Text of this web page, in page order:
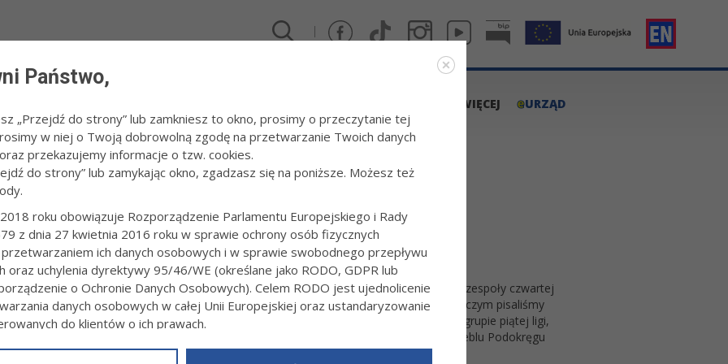
WIĘCEJ eURZĄD
LIGOWE I PUCHAROWE EMOCJE
Podczas najbliższego weekendu o ligowe punkty walczyć będą nie tylko zespoły czwartej
ligi piłki nożnej mężczyzn (Unia Tarnów zainauguruje sezon już dzisiaj o czym pisaliśmy
TUTAJ). Na boiska wybiegną także drużyny występujące we wschodniej grupie piątej ligi,
rozegrane zostaną również mecze drugiej rundy Pucharu Polski na szczeblu Podokręgu
Piłki Nożnej w Tarnowie.
Państwo,
„Przejdź do strony” lub zamkniesz to okno, prosimy o przeczytanie tej
w niej o Twoją dobrowolną zgodę na przetwarzanie Twoich danych
przekazujemy informacje o tzw. cookies.
do strony” lub zamykając okno, zgadzasz się na poniższe. Możesz też
roku obowiązuje Rozporządzenie Parlamentu Europejskiego i Rady
z dnia 27 kwietnia 2016 roku w sprawie ochrony osób fizycznych
ich danych osobowych i w sprawie swobodnego przepływu
oraz uchylenia dyrektywy 95/46/WE (określane jako RODO, GDPR lub
o Ochronie Danych Osobowych). Celem RODO jest ujednolicenie
danych osobowych w całej Unii Europejskiej oraz ustandaryzowanie
do klientów o ich prawach.
powyższym, w zakładceRODOna stroniehttps://www.tarnow.pl/Wiecej-